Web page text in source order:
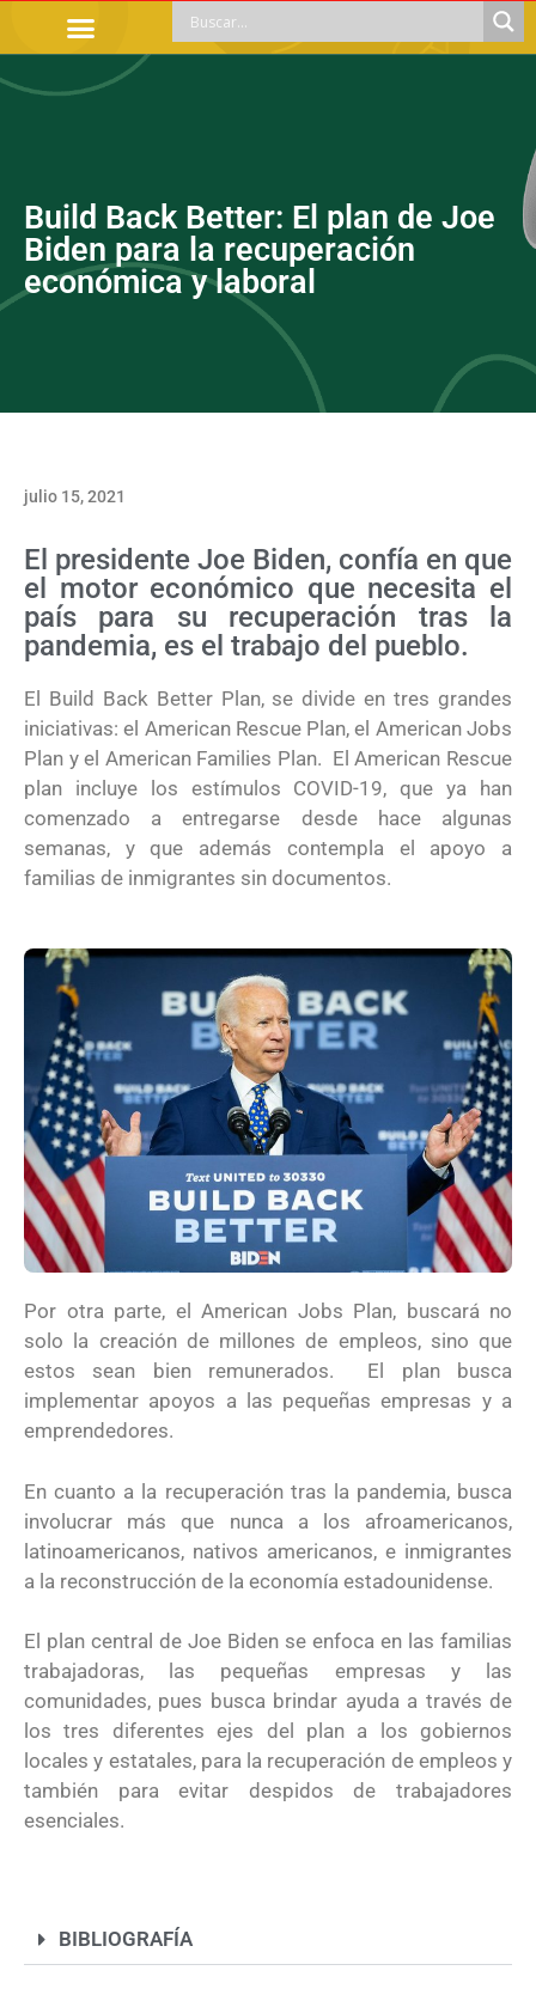
Build Back Better: El plan de Joe
Biden para la recuperación
económica y laboral
julio 15, 2021
El presidente Joe Biden, confía en que
el motor económico que necesita el
país para su recuperación tras la
pandemia, es el trabajo del pueblo.
El Build Back Better Plan, se divide en tres grandes
iniciativas: el American Rescue Plan, el American Jobs
Plan y el American Families Plan. El American Rescue
plan incluye los estímulos COVID-19, que ya han
comenzado a entregarse desde hace algunas
semanas, y que además contempla el apoyo a
familias de inmigrantes sin documentos.
Por otra parte, el American Jobs Plan, buscará no
solo la creación de millones de empleos, sino que
estos sean bien remunerados. El plan busca
implementar apoyos a las pequeñas empresas y a
emprendedores.
En cuanto a la recuperación tras la pandemia, busca
involucrar más que nunca a los afroamericanos,
latinoamericanos, nativos americanos, e inmigrantes
a la reconstrucción de la economía estadounidense.
El plan central de Joe Biden se enfoca en las familias
trabajadoras, las pequeñas empresas y las
comunidades, pues busca brindar ayuda a través de
los tres diferentes ejes del plan a los gobiernos
locales y estatales, para la recuperación de empleos y
también para evitar despidos de trabajadores
esenciales.
BIBLIOGRAFÍA